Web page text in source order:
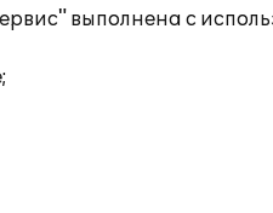
выполнена с